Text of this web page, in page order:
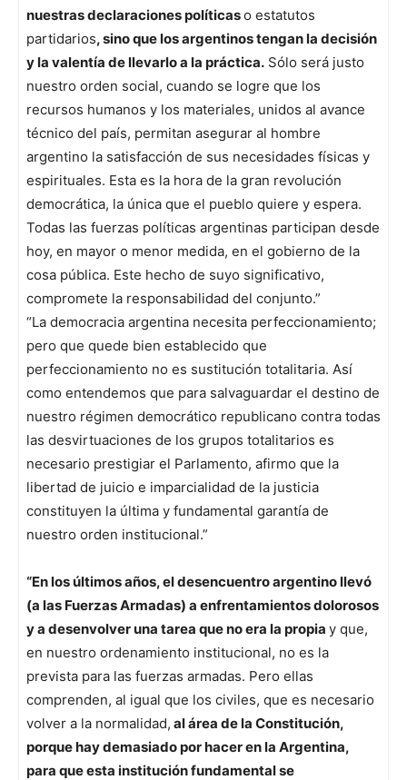
nuestras declaraciones políticaso estatutos
partidarios, sino que los argentinos tengan la decisión
y la valentía de llevarlo a la práctica. Sólo será justo
nuestro orden social, cuando se logre que los
recursos humanos y los materiales, unidos al avance
técnico del país, permitan asegurar al hombre
argentino la satisfacción de sus necesidades físicas y
espirituales. Esta es la hora de la gran revolución
democrática, la única que el pueblo quiere y espera.
Todas las fuerzas políticas argentinas participan desde
hoy, en mayor o menor medida, en el gobierno de la
cosa pública. Este hecho de suyo significativo,
compromete la responsabilidad del conjunto.”
“La democracia argentina necesita perfeccionamiento;
pero que quede bien establecido que
perfeccionamiento no es sustitución totalitaria. Así
como entendemos que para salvaguardar el destino de
nuestro régimen democrático republicano contra todas
las desvirtuaciones de los grupos totalitarios es
necesario prestigiar el Parlamento, afirmo que la
libertad de juicio e imparcialidad de la justicia
constituyen la última y fundamental garantía de
nuestro orden institucional.”
“En los últimos años, el desencuentro argentino llevó
(a las Fuerzas Armadas) a enfrentamientos dolorosos
y a desenvolver una tarea que no era la propia y que,
en nuestro ordenamiento institucional, no es la
prevista para las fuerzas armadas. Pero ellas
comprenden, al igual que los civiles, que es necesario
volver a la normalidad, al área de la Constitución,
porque hay demasiado por hacer en la Argentina,
para que esta institución fundamental se